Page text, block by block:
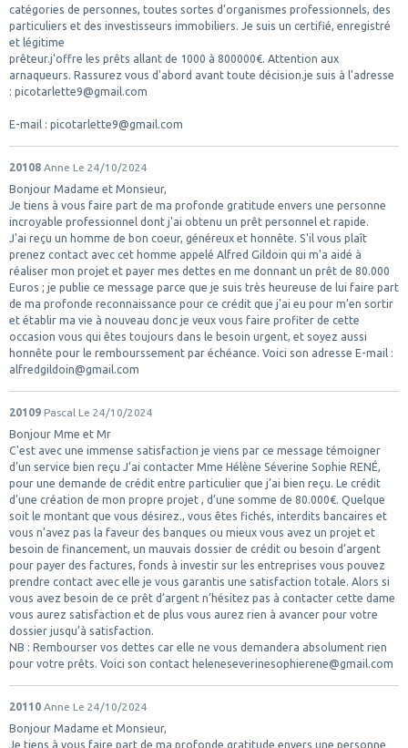
catégories de personnes, toutes sortes d’organismes professionnels, des
particuliers et des investisseurs immobiliers. Je suis un certifié, enregistré
et légitime
prêteur.j'offre les prêts allant de 1000 à 800000€. Attention aux
arnaqueurs. Rassurez vous d'abord avant toute décision.je suis à l'adresse
: picotarlette9@gmail.com
E-mail : picotarlette9@gmail.com
20108 Anne Le 24/10/2024
Bonjour Madame et Monsieur,
Je tiens à vous faire part de ma profonde gratitude envers une personne
incroyable professionnel dont j'ai obtenu un prêt personnel et rapide.
J'ai reçu un homme de bon coeur, généreux et honnête. S'il vous plaît
prenez contact avec cet homme appelé Alfred Gildoin qui m'a aidé à
réaliser mon projet et payer mes dettes en me donnant un prêt de 80.000
Euros ; je publie ce message parce que je suis très heureuse de lui faire part
de ma profonde reconnaissance pour ce crédit que j'ai eu pour m’en sortir
et établir ma vie à nouveau donc je veux vous faire profiter de cette
occasion vous qui êtes toujours dans le besoin urgent, et soyez aussi
honnête pour le rembourssement par échéance. Voici son adresse E-mail :
alfredgildoin@gmail.com
20109 Pascal Le 24/10/2024
Bonjour Mme et Mr
C'est avec une immense satisfaction je viens par ce message témoigner
d’un service bien reçu J’ai contacter Mme Hélène Séverine Sophie RENÉ,
pour une demande de crédit entre particulier que j’ai bien reçu. Le crédit
d’une création de mon propre projet , d’une somme de 80.000€. Quelque
soit le montant que vous désirez., vous êtes fichés, interdits bancaires et
vous n’avez pas la faveur des banques ou mieux vous avez un projet et
besoin de financement, un mauvais dossier de crédit ou besoin d’argent
pour payer des factures, fonds à investir sur les entreprises vous pouvez
prendre contact avec elle je vous garantis une satisfaction totale. Alors si
vous avez besoin de ce prêt d’argent n’hésitez pas à contacter cette dame
vous aurez satisfaction et de plus vous aurez rien à avancer pour votre
dossier jusqu’à satisfaction.
NB : Rembourser vos dettes car elle ne vous demandera absolument rien
pour votre prêts. Voici son contact heleneseverinesophierene@gmail.com
20110 Anne Le 24/10/2024
Bonjour Madame et Monsieur,
Je tiens à vous faire part de ma profonde gratitude envers une personne